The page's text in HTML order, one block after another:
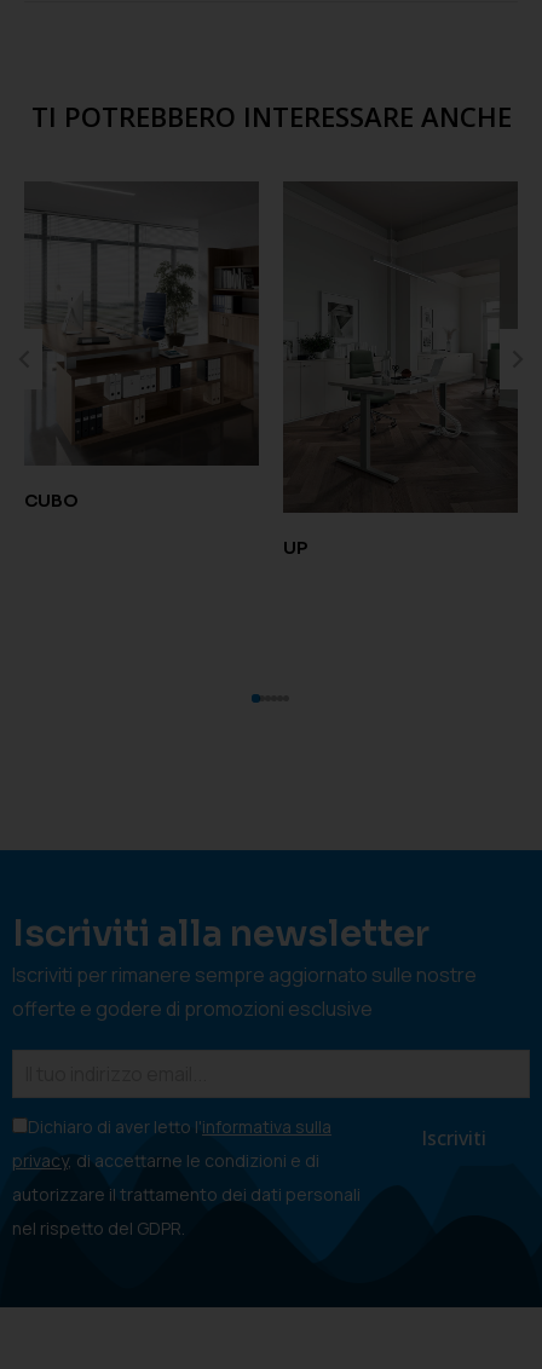
TI POTREBBERO INTERESSARE ANCHE
CUBO
UP
Iscriviti alla newsletter
Iscriviti per rimanere sempre aggiornato sulle nostre
offerte e godere di promozioni esclusive
Dichiaro di aver letto l'informativa sulla
privacy, di accettarne le condizioni e di
autorizzare il trattamento dei dati personali
nel rispetto del GDPR.